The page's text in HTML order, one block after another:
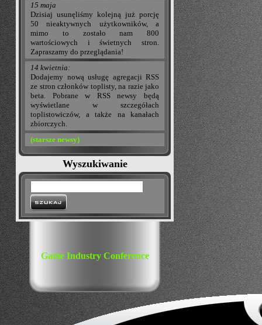
15 maja
Dzisiaj usunęliśmy kolejną już porcję
50 nieaktywnych użytkowników, a
mimo to zostało nam 800
wartościowych i świetnych stron.
Zapraszamy do przeglądania!
14 kwietnia:
Dodajemy nową usługę agregacji RSS
ze stron członków toplisty, na razie jako
beta. Pobrane w RSS newsy będą
wyświetlane w szczegółach
toplistowiczów, a także na kanałach
zbiorczych.
(starsze newsy)
Wyszukiwanie
Game Industry Conference